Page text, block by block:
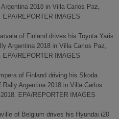
2018 in Villa Carlos Paz,
EPA/REPORTER IMAGES
of Finland drives his Toyota Yaris
Argentina 2018 in Villa Carlos Paz,
EPA/REPORTER IMAGES
of Finland driving his Skoda
Argentina 2018 in Villa Carlos
EPA/REPORTER IMAGES
of Belgium drives his Hyundai i20